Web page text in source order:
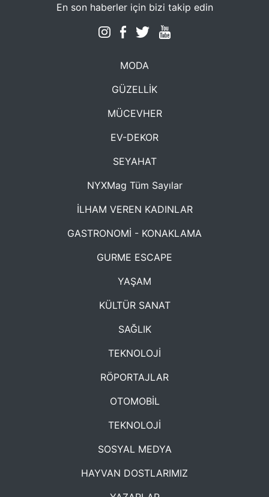
En son haberler için bizi takip edin
MODA
GÜZELLİK
MÜCEVHER
EV-DEKOR
SEYAHAT
NYXMag Tüm Sayılar
İLHAM VEREN KADINLAR
GASTRONOMİ - KONAKLAMA
GURME ESCAPE
YAŞAM
KÜLTÜR SANAT
SAĞLIK
TEKNOLOJİ
RÖPORTAJLAR
OTOMOBİL
TEKNOLOJİ
SOSYAL MEDYA
HAYVAN DOSTLARIMIZ